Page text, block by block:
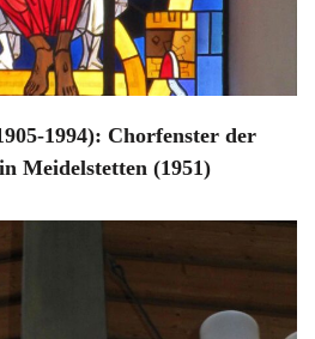
1994): Chorfenster der
Meidelstetten (1951)